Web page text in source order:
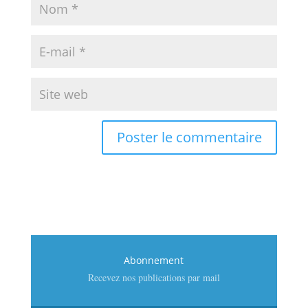
Abonnement
Recevez nos publications par mail